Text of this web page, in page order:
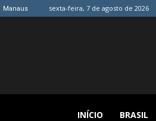
Manaus sexta-feira, 7 de agosto de 2026
INÍCIO BRASIL